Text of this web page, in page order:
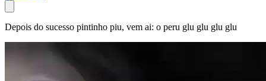
Depois do sucesso pintinho piu, vem ai: o peru glu glu glu glu